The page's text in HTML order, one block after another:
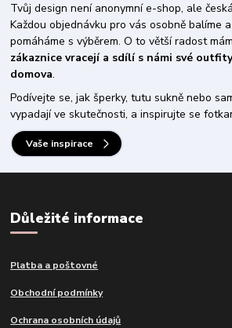
Tvůj design není anonymní e-shop, ale
Každou objednávku pro vás osobně balíme
pomáháme s výběrem. O to větší radost
zákaznice vracejí a sdílí s námi své
domova.
Podívejte se, jak šperky, tutu sukně nebo
vypadají ve skutečnosti, a inspirujte se
Vaše inspirace
Důležité informace
Platba a poštovné
Obchodní podmínky
Ochrana osobních údajů